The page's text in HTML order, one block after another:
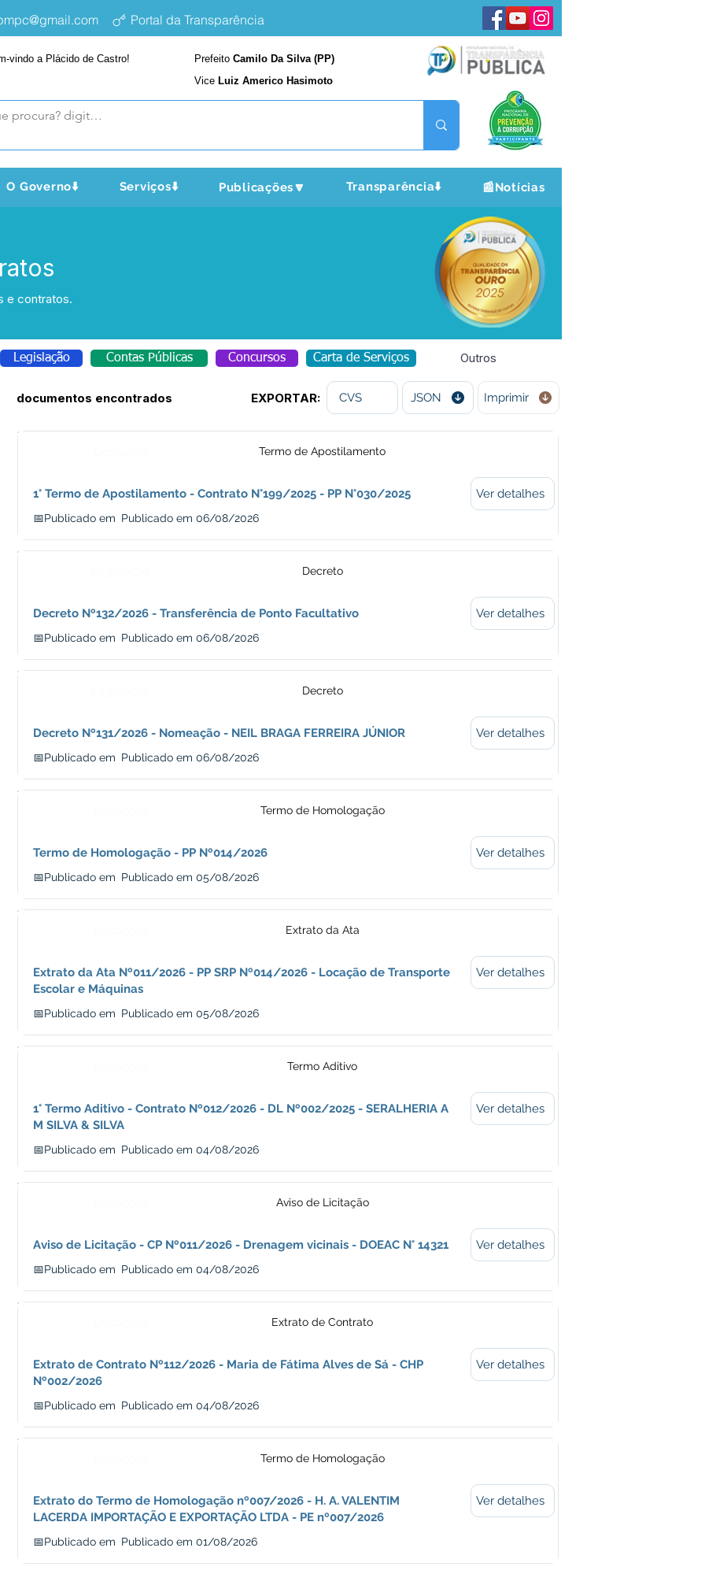
Portal da Transparência
vindo a Plácido de Castro! Prefeito Camilo Da Silva (PP)
Vice Luiz Americo Hasimoto
O Governo⬇️ Serviços⬇️ Publicações🔽 Transparência⬇️ 📰Notícias
e contratos.
Legislação Contas Públicas Concursos Carta de Serviços Outros
documentos encontrados EXPORTAR: CVS JSON Imprimir
Termo de Apostilamento
1° Termo de Apostilamento - Contrato N°199/2025 - PP N°030/2025
📅Publicado em Publicado em 06/08/2026
Ver detalhes
Decreto
Decreto Nº132/2026 - Transferência de Ponto Facultativo
📅Publicado em Publicado em 06/08/2026
Ver detalhes
Decreto
Decreto Nº131/2026 - Nomeação - NEIL BRAGA FERREIRA JÚNIOR
📅Publicado em Publicado em 06/08/2026
Ver detalhes
Termo de Homologação
Termo de Homologação - PP Nº014/2026
📅Publicado em Publicado em 05/08/2026
Ver detalhes
Extrato da Ata
Extrato da Ata Nº011/2026 - PP SRP Nº014/2026 - Locação de Transporte
Escolar e Máquinas
📅Publicado em Publicado em 05/08/2026
Ver detalhes
Termo Aditivo
1° Termo Aditivo - Contrato Nº012/2026 - DL Nº002/2025 - SERALHERIA A
M SILVA & SILVA
📅Publicado em Publicado em 04/08/2026
Ver detalhes
Aviso de Licitação
Aviso de Licitação - CP Nº011/2026 - Drenagem vicinais - DOEAC N° 14321
📅Publicado em Publicado em 04/08/2026
Ver detalhes
Extrato de Contrato
Extrato de Contrato Nº112/2026 - Maria de Fátima Alves de Sá - CHP
Nº002/2026
📅Publicado em Publicado em 04/08/2026
Ver detalhes
Termo de Homologação
Extrato do Termo de Homologação nº007/2026 - H. A. VALENTIM
LACERDA IMPORTAÇÃO E EXPORTAÇÃO LTDA - PE nº007/2026
📅Publicado em Publicado em 01/08/2026
Ver detalhes